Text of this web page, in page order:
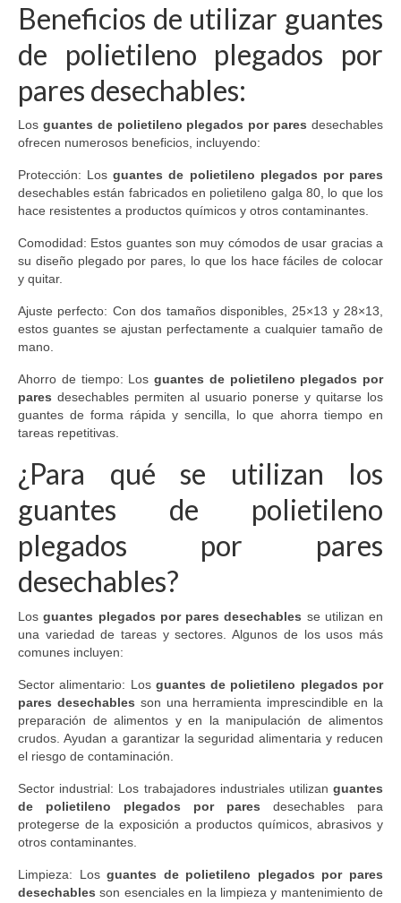
Beneficios de utilizar guantes
de polietileno plegados por
pares desechables:
Los guantes de polietileno plegados por pares desechables
ofrecen numerosos beneficios, incluyendo:
Protección: Losguantes de polietileno plegados por pares
desechables están fabricados en polietileno galga 80, lo que los
hace resistentes a productos químicos y otros contaminantes.
Comodidad: Estos guantes son muy cómodos de usar gracias a
su diseño plegado por pares, lo que los hace fáciles de colocar
y quitar.
Ajuste perfecto: Con dos tamaños disponibles, 25×13 y 28×13,
estos guantes se ajustan perfectamente a cualquier tamaño de
mano.
Ahorro de tiempo: Los guantes de polietileno plegados por
pares desechables permiten al usuario ponerse y quitarse los
guantes de forma rápida y sencilla, lo que ahorra tiempo en
tareas repetitivas.
¿Para qué se utilizan los
guantes de polietileno
plegados por pares
desechables?
Losguantes plegados por pares desechables se utilizan en
una variedad de tareas y sectores. Algunos de los usos más
comunes incluyen:
Sector alimentario: Los guantes de polietileno plegados por
pares desechables son una herramienta imprescindible en la
preparación de alimentos y en la manipulación de alimentos
crudos. Ayudan a garantizar la seguridad alimentaria y reducen
el riesgo de contaminación.
Sector industrial: Los trabajadores industriales utilizan guantes
de polietileno plegados por pares desechables para
protegerse de la exposición a productos químicos, abrasivos y
otros contaminantes.
Limpieza: Losguantes de polietileno plegados por pares
desechables son esenciales en la limpieza y mantenimiento de